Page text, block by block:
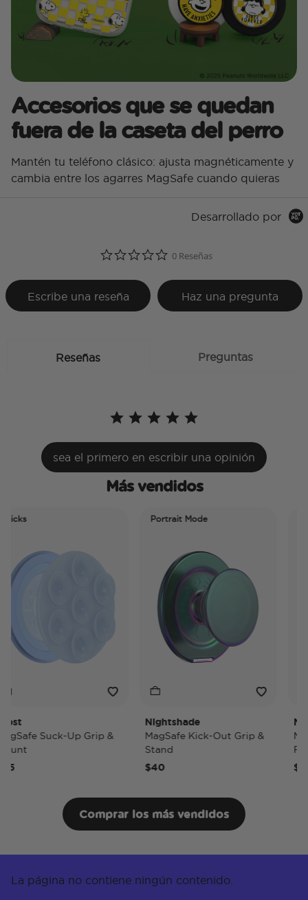
Accesorios que se quedan
fuera de la caseta del perro
Mantén tu teléfono clásico: ajusta magnéticamente y
cambia entre los agarres MagSafe cuando quieras
Desarrollado por
0.0 star rating
0 Reseñas
Escribe una reseña Haz una pregunta
Reseñas Preguntas
sea el primero en escribir una opinión
Más vendidos
Suck-Up Grip &
Portrait Mode
Nightshade
MagSafe Kick-Out Grip &
Stand
$40
$50
Comprar los más vendidos
La página no contiene ningún contenido.